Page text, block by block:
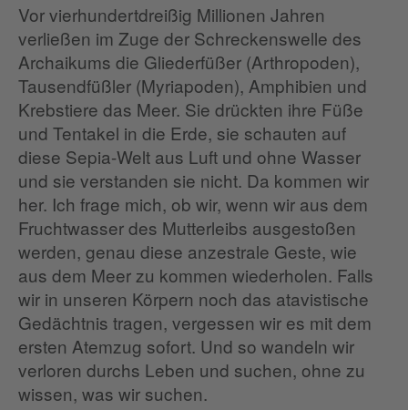
Vor vierhundertdreißig Millionen Jahren
verließen im Zuge der Schreckenswelle des
Archaikums die Gliederfüßer (Arthropoden),
Tausendfüßler (Myriapoden), Amphibien und
Krebstiere das Meer. Sie drückten ihre Füße
und Tentakel in die Erde, sie schauten auf
diese Sepia-Welt aus Luft und ohne Wasser
und sie verstanden sie nicht. Da kommen wir
her. Ich frage mich, ob wir, wenn wir aus dem
Fruchtwasser des Mutterleibs ausgestoßen
werden, genau diese anzestrale Geste, wie
aus dem Meer zu kommen wiederholen. Falls
wir in unseren Körpern noch das atavistische
Gedächtnis tragen, vergessen wir es mit dem
ersten Atemzug sofort. Und so wandeln wir
verloren durchs Leben und suchen, ohne zu
wissen, was wir suchen.